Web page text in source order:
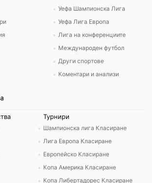
Уефа Шампионска Лига
Уефа Лига Европа
Лига на конференциите
Международен футбол
Други спортове
Коментари и анализи
Турнири
Шампионска лига Класиране
Лига Европа Класиране
Европейско Класиране
Копа Америка Класиране
Копа Либертадорес Класиране